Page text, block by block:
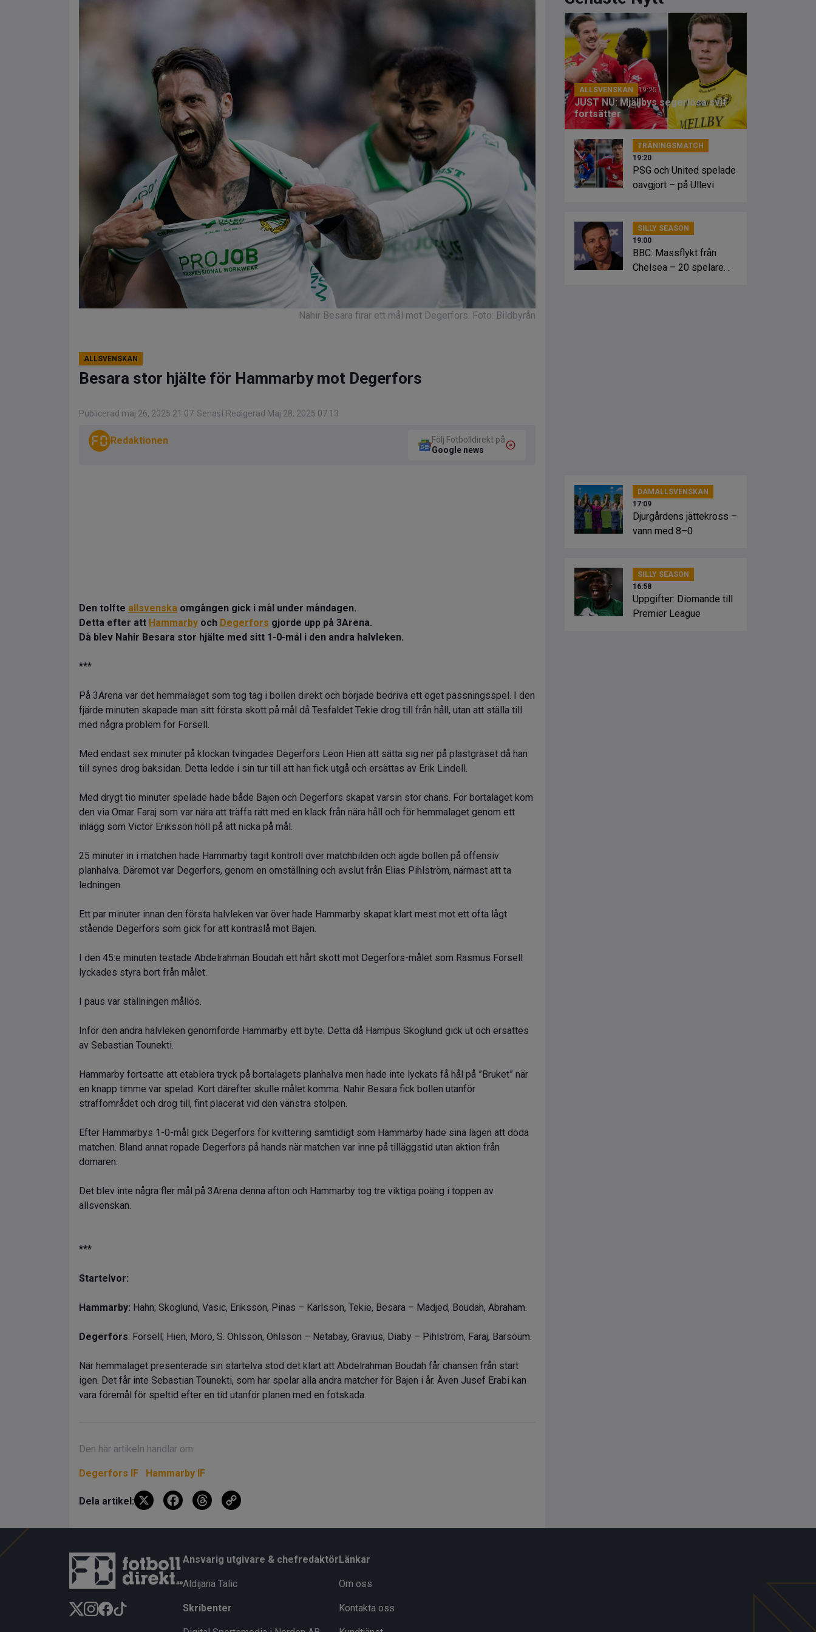
Nahir Besara firar ett mål mot Degerfors. Foto: Bildbyrån
ALLSVENSKAN
Besara stor hjälte för Hammarby mot Degerfors
Publicerad maj 26, 2025 21:07 Senast Redigerad Maj 28, 2025 07:13
Redaktionen
Följ Fotbolldirekt på
Google news
Den tolfte allsvenska omgången gick i mål under måndagen.
Detta efter att Hammarby och Degerfors gjorde upp på 3Arena.
Då blev Nahir Besara stor hjälte med sitt 1-0-mål i den andra halvleken.
***
På 3Arena var det hemmalaget som tog tag i bollen direkt och började bedriva ett eget passningsspel. I den
fjärde minuten skapade man sitt första skott på mål då Tesfaldet Tekie drog till från håll, utan att ställa till
med några problem för Forsell.
Med endast sex minuter på klockan tvingades Degerfors Leon Hien att sätta sig ner på plastgräset då han
till synes drog baksidan. Detta ledde i sin tur till att han fick utgå och ersättas av Erik Lindell.
Med drygt tio minuter spelade hade både Bajen och Degerfors skapat varsin stor chans. För bortalaget kom
den via Omar Faraj som var nära att träffa rätt med en klack från nära håll och för hemmalaget genom ett
inlägg som Victor Eriksson höll på att nicka på mål.
25 minuter in i matchen hade Hammarby tagit kontroll över matchbilden och ägde bollen på offensiv
planhalva. Däremot var Degerfors, genom en omställning och avslut från Elias Pihlström, närmast att ta
ledningen.
Ett par minuter innan den första halvleken var över hade Hammarby skapat klart mest mot ett ofta lågt
stående Degerfors som gick för att kontraslå mot Bajen.
I den 45:e minuten testade Abdelrahman Boudah ett hårt skott mot Degerfors-målet som Rasmus Forsell
lyckades styra bort från målet.
I paus var ställningen mållös.
Inför den andra halvleken genomförde Hammarby ett byte. Detta då Hampus Skoglund gick ut och ersattes
av Sebastian Tounekti.
Hammarby fortsatte att etablera tryck på bortalagets planhalva men hade inte lyckats få hål på ”Bruket” när
en knapp timme var spelad. Kort därefter skulle målet komma. Nahir Besara fick bollen utanför
straffområdet och drog till, fint placerat vid den vänstra stolpen.
Efter Hammarbys 1-0-mål gick Degerfors för kvittering samtidigt som Hammarby hade sina lägen att döda
matchen. Bland annat ropade Degerfors på hands när matchen var inne på tilläggstid utan aktion från
domaren.
Det blev inte några fler mål på 3Arena denna afton och Hammarby tog tre viktiga poäng i toppen av
allsvenskan.
***
Startelvor:
Hammarby: Hahn; Skoglund, Vasic, Eriksson, Pinas – Karlsson, Tekie, Besara – Madjed, Boudah, Abraham.
Degerfors: Forsell; Hien, Moro, S. Ohlsson, Ohlsson – Netabay, Gravius, Diaby – Pihlström, Faraj, Barsoum.
När hemmalaget presenterade sin startelva stod det klart att Abdelrahman Boudah får chansen från start
igen. Det får inte Sebastian Tounekti, som har spelar alla andra matcher för Bajen i år. Även Jusef Erabi kan
vara föremål för speltid efter en tid utanför planen med en fotskada.
Den här artikeln handlar om:
Degerfors IF Hammarby IF
Dela artikel: X
F
b
o
k
T
a
d
Li
ALLSVENSKAN 19:25
JUST NU: Mjällbys segerlösa svit
fortsätter
TRÄNINGSMATCH
19:20
PSG och United spelade
oavgjort – på Ullevi
SILLY SEASON
19:00
BBC: Massflykt från
Chelsea – 20 spelare
DAMALLSVENSKAN
17:09
Djurgårdens jättekross –
vann med 8–0
SILLY SEASON
16:58
Uppgifter: Diomande till
Premier League
Ansvarig utgivare & chefredaktör
Aldijana Talic
Skribenter
Länkar
Om oss
Kontakta oss